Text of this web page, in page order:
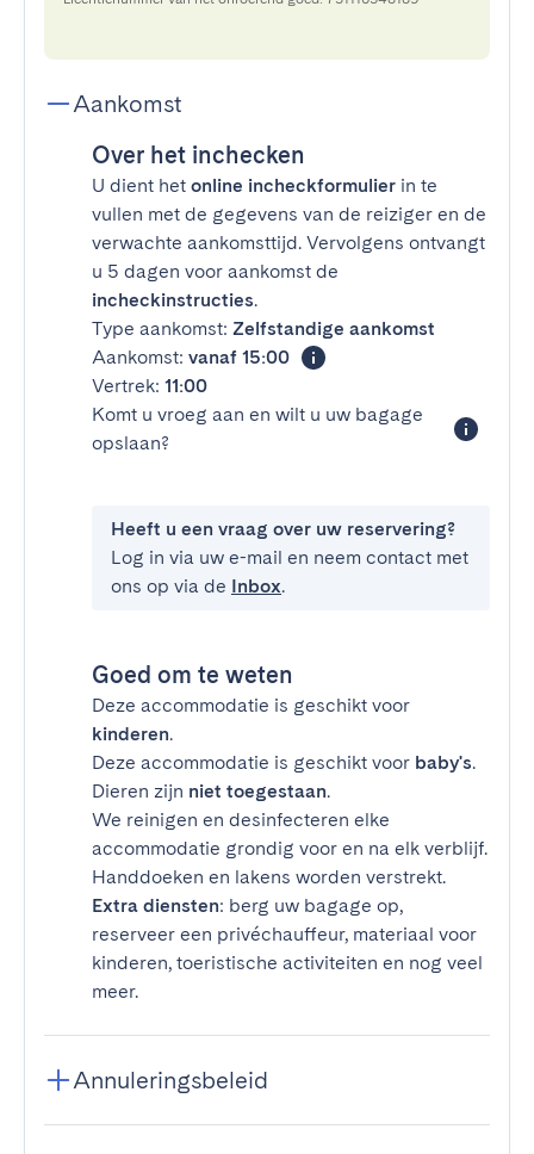
Aankomst
Over het inchecken
U dient het online incheckformulier in te
vullen met de gegevens van de reiziger en de
verwachte aankomsttijd. Vervolgens ontvangt
u 5 dagen voor aankomst de
incheckinstructies.
Type aankomst: Zelfstandige aankomst
Aankomst: vanaf 15:00
Vertrek: 11:00
Komt u vroeg aan en wilt u uw bagage
opslaan?
Heeft u een vraag over uw reservering?
Log in via uw e-mail en neem contact met
ons op via de Inbox.
Goed om te weten
Deze accommodatie is geschikt voor
kinderen.
Deze accommodatie is geschikt voor baby's.
Dieren zijn niet toegestaan.
We reinigen en desinfecteren elke
accommodatie grondig voor en na elk verblijf.
Handdoeken en lakens worden verstrekt.
Extra diensten: berg uw bagage op,
reserveer een privéchauffeur, materiaal voor
kinderen, toeristische activiteiten en nog veel
meer.
Annuleringsbeleid